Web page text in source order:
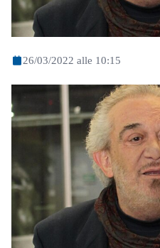
26/03/2022 alle 10:15